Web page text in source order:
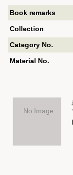
Book remarks
Collection
Category No.
Material No.
No Image